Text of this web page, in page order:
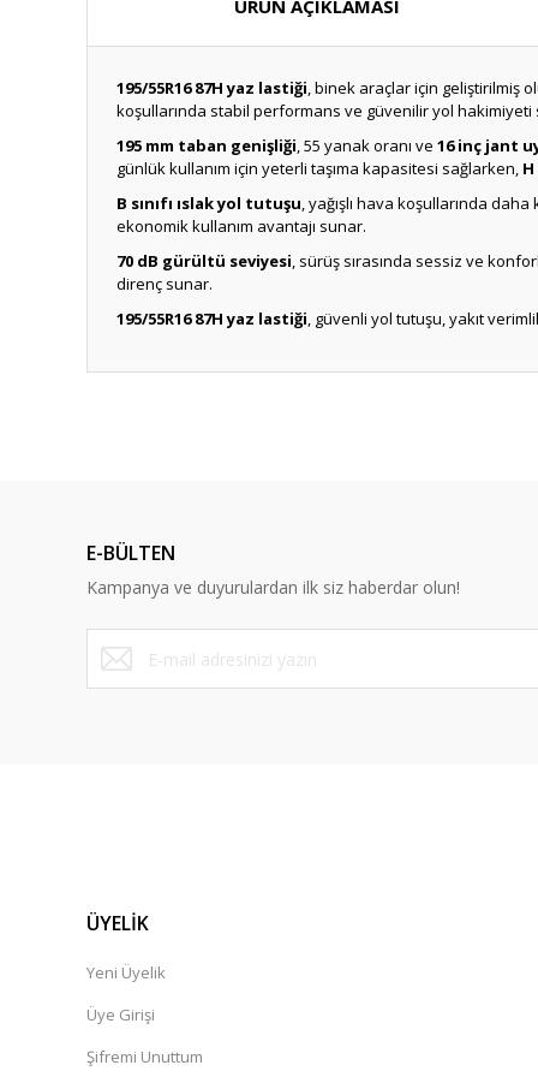
ÜRÜN AÇIKLAMASI
195/55R16 87H yaz lastiği, binek araçlar için geliştirilmiş
koşullarında stabil performans ve güvenilir yol hakimiyeti
195 mm taban genişliği, 55 yanak oranı ve 16 inç jant
günlük kullanım için yeterli taşıma kapasitesi sağlarken, H
B sınıfı ıslak yol tutuşu, yağışlı hava koşullarında
ekonomik kullanım avantajı sunar.
70 dB gürültü seviyesi, sürüş sırasında sessiz ve
direnç sunar.
195/55R16 87H yaz lastiği, güvenli yol tutuşu, yakıt
E-BÜLTEN
Kampanya ve duyurulardan ilk siz haberdar olun!
ÜYELİK
Yeni Üyelik
Üye Girişi
Şifremi Unuttum